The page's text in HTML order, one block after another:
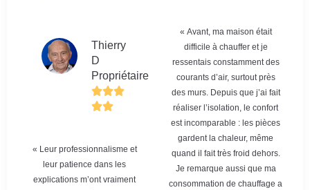
Thierry
D
Propriétaire
« Leur professionnalisme et
leur patience dans les
explications m’ont vraiment
« Avant, ma maison était
difficile à chauffer et je
ressentais constamment des
courants d’air, surtout près
des murs. Depuis que j’ai fait
réaliser l’isolation, le confort
est incomparable : les pièces
gardent la chaleur, même
quand il fait très froid dehors.
Je remarque aussi que ma
consommation de chauffage a